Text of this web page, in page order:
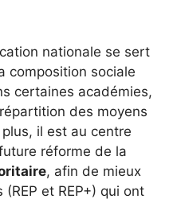
nationale se sert
composition sociale
certaines académies,
des moyens
il est au centre
réforme de la
, afin de mieux
et REP+) qui ont